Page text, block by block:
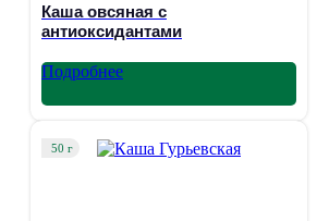
Каша овсяная с
антиоксидантами
Подробнее
50 г